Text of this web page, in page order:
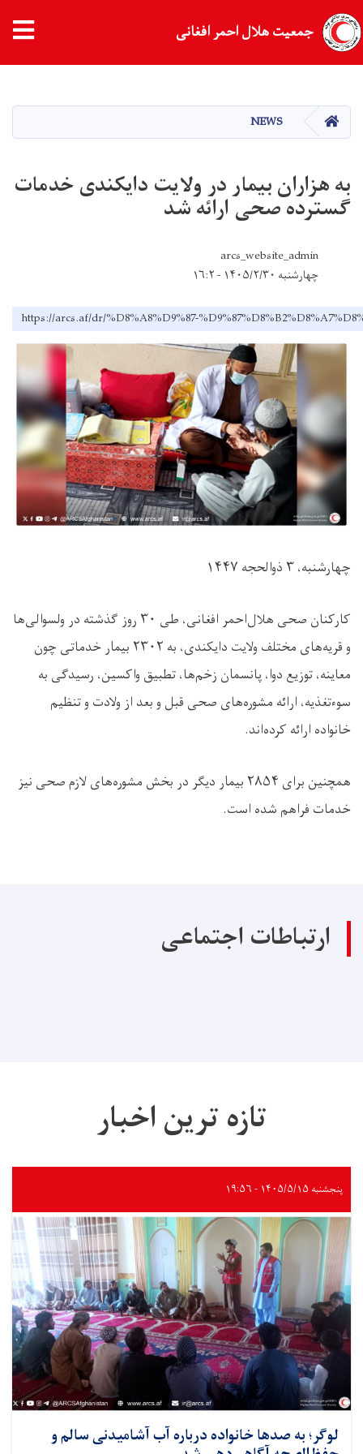
content
جمعیت هلال احمر افغانی
HOME
NEWS
به هزاران بیمار در ولایت دایکندی خدمات
گسترده صحی ارائه شد
arcs_website_admin
چهارشنبه ۱۴۰۵/۲/۳۰ - ۱۶:۲
https://arcs.af/dr/%D8%A8%D9%87-
چهارشنبه، ۳ ذوالحجه ۱۴۴۷
کارکنان صحی هلال‌احمر افغانی، طی ۳۰ روز گذشته در ولسوالی‌ها
و قریه‌های مختلف ولایت دایکندی، به ۲۳۰۲ بیمار خدماتی چون
معاینه، توزیع دوا، پانسمان زخم‌ها، تطبیق واکسین، رسیدگی به
سوءتغذیه، ارائه مشوره‌های صحی قبل و بعد از ولادت و تنظیم
خانواده ارائه کرده‌اند.
همچنین برای ۲۸۵۴ بیمار دیگر در بخش مشوره‌های لازم صحی نیز
خدمات فراهم شده است.
ارتباطات اجتماعی
تازه ترین اخبار
پنجشنبه ۱۴۰۵/۵/۱۵ - ۱۹:۵۶
لوگر؛ به صدها خانواده درباره آب آشامیدنی سالم و